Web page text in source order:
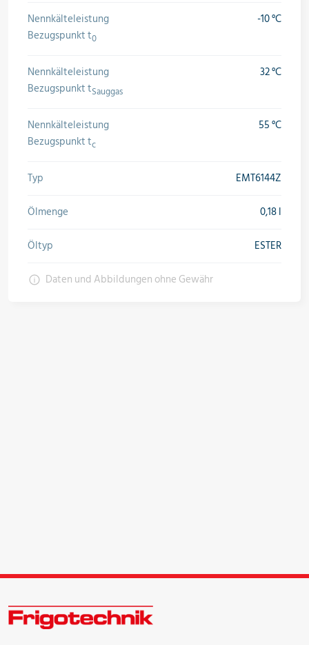
Nennkälteleistung
Bezugspunkt t0
-10 °C
Nennkälteleistung
Bezugspunkt tSauggas
32 °C
Nennkälteleistung
Bezugspunkt tc
55 °C
Typ
EMT6144Z
Ölmenge
0,18 l
Öltyp
ESTER
Daten und Abbildungen ohne Gewähr